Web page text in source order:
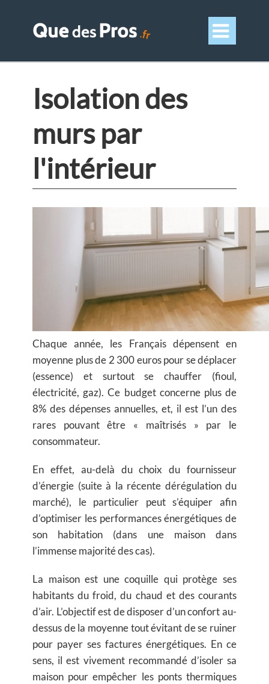

Isolation des
murs par
l'intérieur
Chaque année, les Français dépensent en
moyenne plus de 2 300 euros pour se déplacer
(essence) et surtout se chauffer (fioul,
électricité, gaz). Ce budget concerne plus de
8% des dépenses annuelles, et, il est l’un des
rares pouvant être « maîtrisés » par le
consommateur.
En effet, au-delà du choix du fournisseur
d’énergie (suite à la récente dérégulation du
marché), le particulier peut s’équiper afin
d’optimiser les performances énergétiques de
son habitation (dans une maison dans
l’immense majorité des cas).
La maison est une coquille qui protège ses
habitants du froid, du chaud et des courants
d’air. L’objectif est de disposer d’un confort au-
dessus de la moyenne tout évitant de se ruiner
pour payer ses factures énergétiques. En ce
sens, il est vivement recommandé d’isoler sa
maison pour empêcher les ponts thermiques